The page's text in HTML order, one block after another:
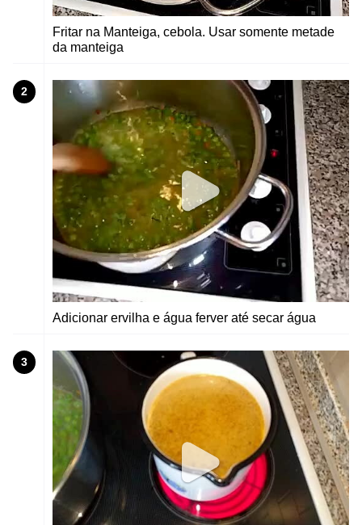
Fritar na Manteiga, cebola. Usar somente metade
da manteiga
2
Adicionar ervilha e água ferver até secar água
3